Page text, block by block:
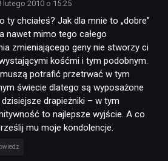
lutego 2010 o 15:25
ty chciałeś? Jak dla mnie to „dobre”
nawet mimo tego całego
zmieniającego geny nie stworzy ci
kośćmi i tym podobnym.
potrafić przetrwać w tym
świecie dlatego są wyposażone
drapieżniki – w tym
to najlepsze wyjście. A co
mu moje kondolencje.